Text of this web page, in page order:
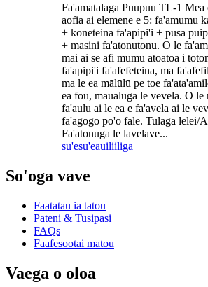
Fa'amatalaga Puupuu TL-1 Mea
aofia ai elemene e 5: fa'amumu
+ koneteina fa'apipi'i + pusa
+ masini fa'atonutonu. O le
mai ai se afi mumu atoatoa i
fa'apipi'i fa'afefeteina, ma
ma le ea mālūlū pe toe
ea fou, maualuga le vevela. O
fa'aulu ai le ea e fa'avela ai le
fa'agogo po'o fale. Tulaga lelei/
Fa'atonuga le lavelave...
su'esu'eauiliiliga
So'oga vave
Faatatau ia tatou
Pateni & Tusipasi
FAQs
Faafesootai matou
Vaega o oloa